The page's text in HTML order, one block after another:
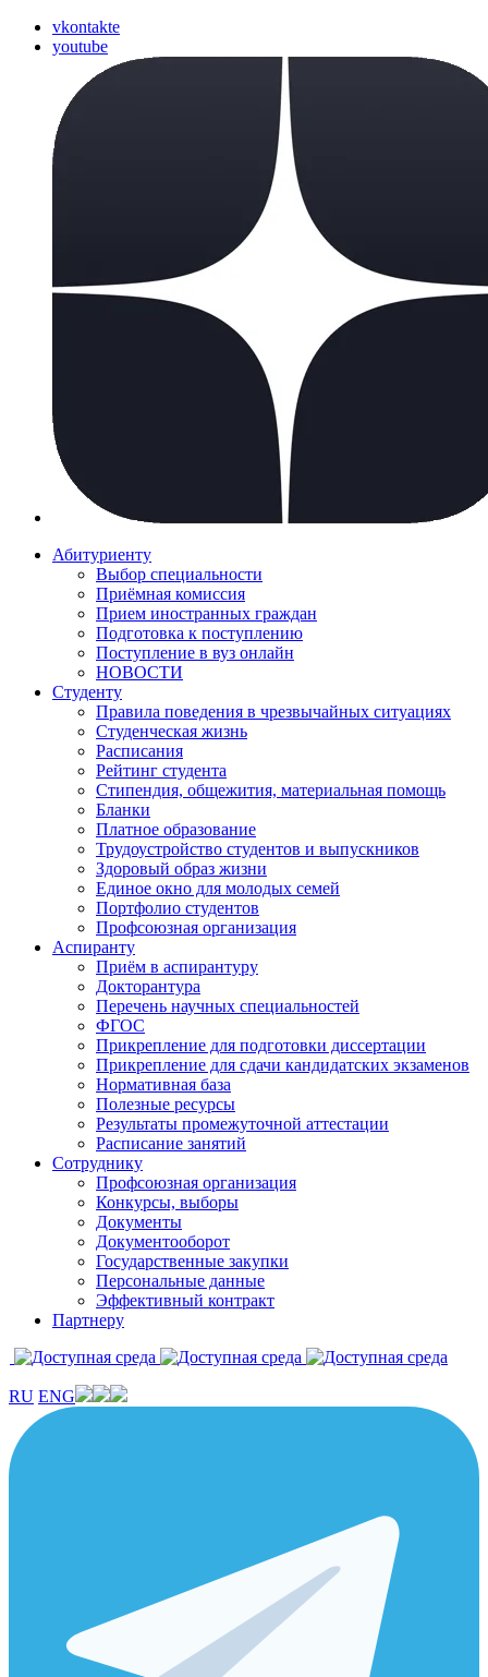
vkontakte
youtube
Абитуриенту
Выбор специальности
Приёмная комиссия
Прием иностранных граждан
Подготовка к поступлению
Поступление в вуз онлайн
НОВОСТИ
Студенту
Правила поведения в чрезвычайных ситуациях
Студенческая жизнь
Расписания
Рейтинг студента
Стипендия, общежития, материальная помощь
Бланки
Платное образование
Трудоустройство студентов и выпускников
Здоровый образ жизни
Единое окно для молодых семей
Портфолио студентов
Профсоюзная организация
Аспиранту
Приём в аспирантуру
Докторантура
Перечень научных специальностей
ФГОС
Прикрепление для подготовки диссертации
Прикрепление для сдачи кандидатских экзаменов
Нормативная база
Полезные ресурсы
Результаты промежуточной аттестации
Расписание занятий
Сотруднику
Профсоюзная организация
Конкурсы, выборы
Документы
Документооборот
Государственные закупки
Персональные данные
Эффективный контракт
Партнеру
RU ENG